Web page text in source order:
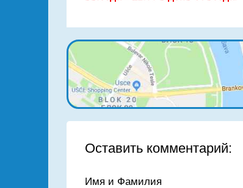
Оставить комментарий:
Имя и Фамилия